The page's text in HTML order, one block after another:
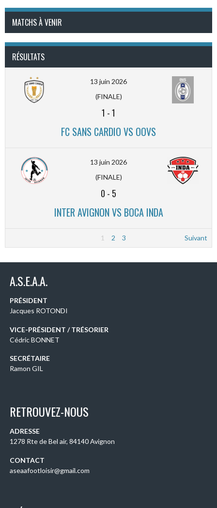
MATCHS À VENIR
RÉSULTATS
13 juin 2026
(FINALE)
1 -1
FC SANS CARDIO VS OOVS
13 juin 2026
(FINALE)
0 - 5
INTER AVIGNON VS BOCA INDA
1 2 3 Suivant
A.S.E.A.A.
PRÉSIDENT
Jacques ROTONDI
VICE-PRÉSIDENT / TRÉSORIER
Cédric BONNET
SECRÉTAIRE
Ramon GIL
RETROUVEZ-NOUS
ADRESSE
1278 Rte de Bel air, 84140 Avignon
CONTACT
aseaafootloisir@gmail.com